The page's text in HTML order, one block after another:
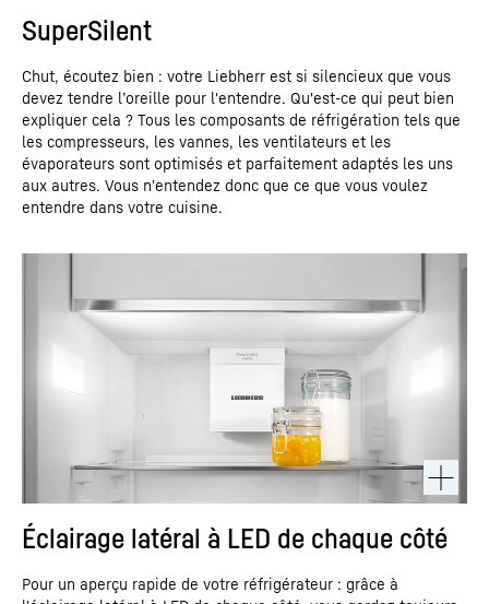
SuperSilent
Chut, écoutez bien : votre Liebherr est si silencieux que vous
devez tendre l’oreille pour l'entendre. Qu'est-ce qui peut bien
expliquer cela ? Tous les composants de réfrigération tels que
les compresseurs, les vannes, les ventilateurs et les
évaporateurs sont optimisés et parfaitement adaptés les uns
aux autres. Vous n'entendez donc que ce que vous voulez
entendre dans votre cuisine.
Éclairage latéral à LED de chaque côté
Pour un aperçu rapide de votre réfrigérateur : grâce à